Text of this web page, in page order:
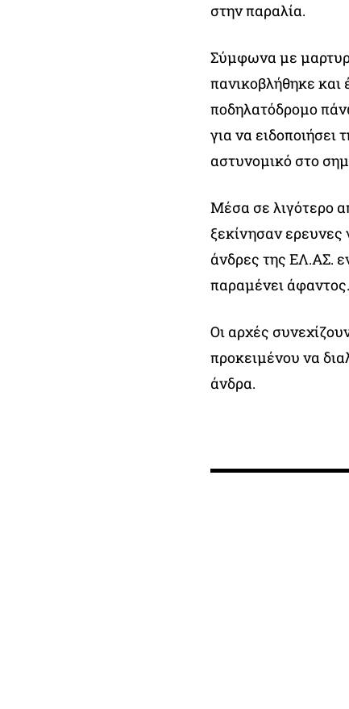
στην παραλία.
Σύμφωνα με
πανικοβλήθηκε και
ποδηλατόδρομο
για να ειδοποιήσει
αστυνομικό στο
Μέσα σε λιγότερο
ξεκίνησαν ερευνες
άνδρες της ΕΛ.ΑΣ.
παραμένει άφαντος.
Οι αρχές
προκειμένου να
άνδρα.